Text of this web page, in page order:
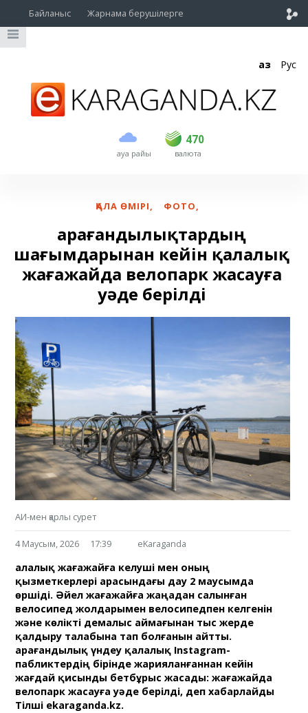
Байланыс Жарнама берушілерге
Қаз Рус
ауа райы
470
USD 469 470
EUR валюта
ҚАЛА ӨМІРІ, ФОТО,
Қарағандылықтардың
шағымдарынан кейін қалалық
жағажайда велопарк жасауға
уәде берілді
АИ-мен қарлы сурет
4 Маусым, 2026 17:39 eKaraganda
Қалалық жағажайға келуші мен оның
қызметкерлері арасындағы дау 2 маусымда
өршіді. Әйел жағажайға жаңадан салынған
велосипед жолдарымен велосипедпен келгенін
және көлікті демалыс аймағынан тыс жерде
қалдыру талабына тап болғанын айтты.
Қарағандылық үндеу қалалық Instagram-
пабликтердің бірінде жарияланғаннан кейін
жағдай қисынды бетбұрыс жасады: жағажайда
велопарк жасауға уәде берілді, деп хабарлайды
Тілші ekaraganda.kz.